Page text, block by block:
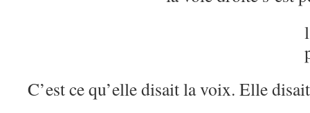
C’est ce qu’elle disait la voix. Elle